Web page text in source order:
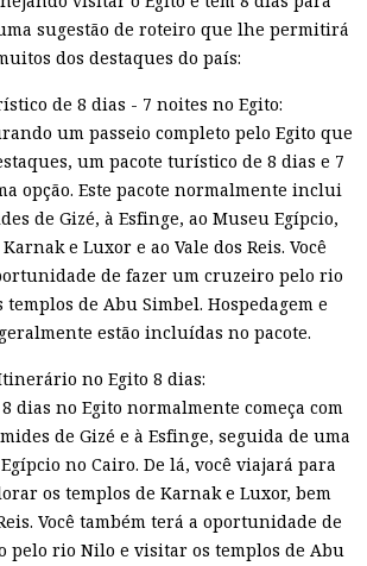
sugestão de roteiro que lhe permitirá
dos destaques do país:
de 8 dias - 7 noites no Egito:
um passeio completo pelo Egito que
um pacote turístico de 8 dias e 7
opção. Este pacote normalmente inclui
de Gizé, à Esfinge, ao Museu Egípcio,
e Luxor e ao Vale dos Reis. Você
de fazer um cruzeiro pelo rio
de Abu Simbel. Hospedagem e
estão incluídas no pacote.
no Egito 8 dias:
dias no Egito normalmente começa com
de Gizé e à Esfinge, seguida de uma
no Cairo. De lá, você viajará para
os templos de Karnak e Luxor, bem
Você também terá a oportunidade de
pelo rio Nilo e visitar os templos de Abu